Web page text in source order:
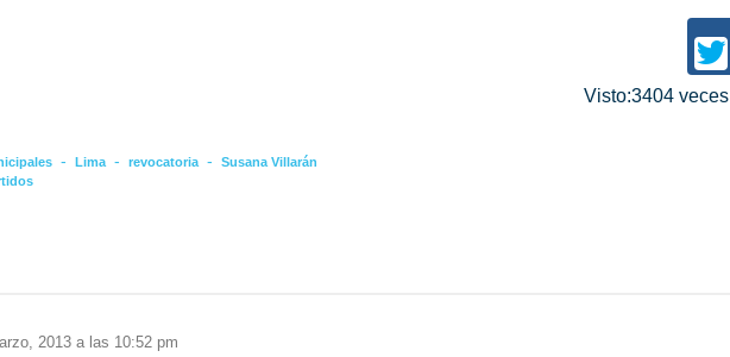
Visto:3404 veces
- Lima - revocatoria - Susana Villarán
2013 a las 10:52 pm